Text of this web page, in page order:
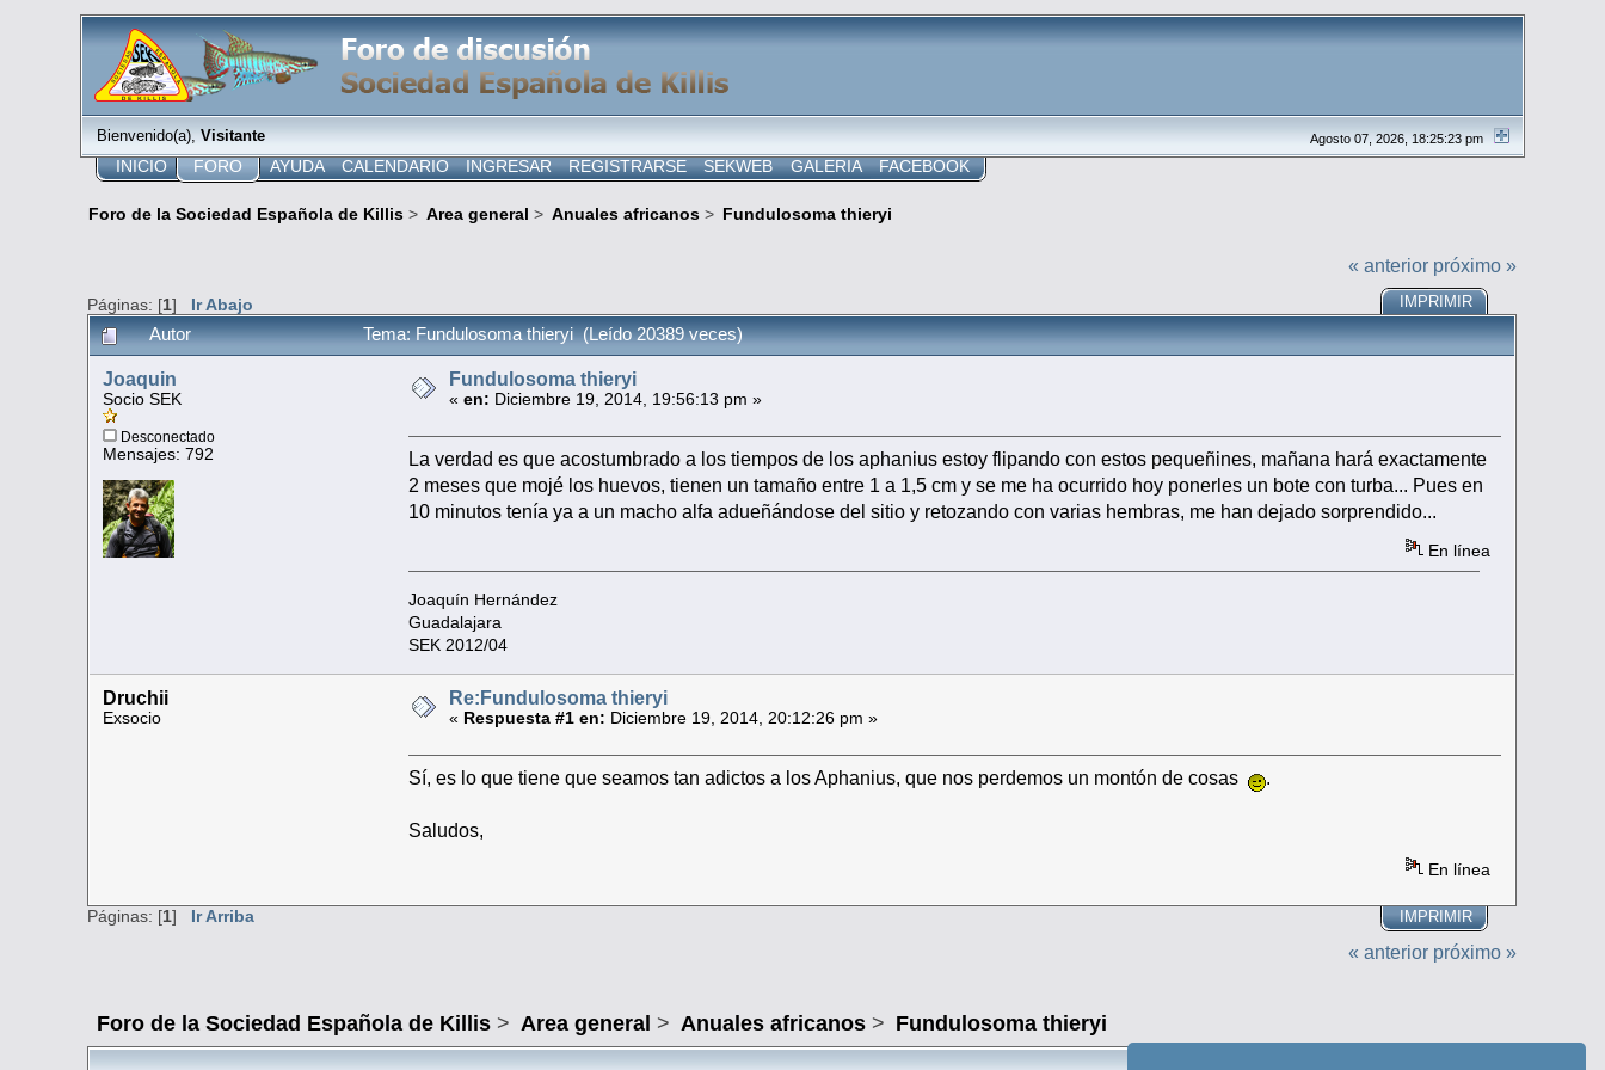
Agosto 07, 2026, 18:25:23 pm
Bienvenido(a), Visitante
INICIO FORO AYUDA CALENDARIO INGRESAR REGISTRARSE SEKWEB GALERIA FACEBOOK
Foro de la Sociedad Española de Killis> Area general > Anuales africanos> Fundulosoma thieryi
« anterior próximo »
Páginas: [1] Ir Abajo IMPRIMIR
Autor Tema: Fundulosoma thieryi (Leído 20389 veces)
Joaquin
Socio SEK
Desconectado
Mensajes: 792
Fundulosoma thieryi
«en: Diciembre 19, 2014, 19:56:13 pm »
La verdad es que acostumbrado a los tiempos de los aphanius estoy flipando con estos pequeñines, mañana hará exactamente
2 meses que mojé los huevos, tienen un tamaño entre 1 a 1,5 cm y se me ha ocurrido hoy ponerles un bote con turba... Pues en
10 minutos tenía ya a un macho alfa adueñándose del sitio y retozando con varias hembras, me han dejado sorprendido...
En línea
Joaquín Hernández
Guadalajara
SEK 2012/04
Druchii
Exsocio
Re:Fundulosoma thieryi
« Respuesta #1 en: Diciembre 19, 2014, 20:12:26 pm »
Sí, es lo que tiene que seamos tan adictos a los Aphanius, que nos perdemos un montón de cosas .
Saludos,
En línea
IMPRIMIR
Páginas: [1] Ir Arriba
« anterior próximo »
Foro de la Sociedad Española de Killis > Area general > Anuales africanos> Fundulosoma thieryi